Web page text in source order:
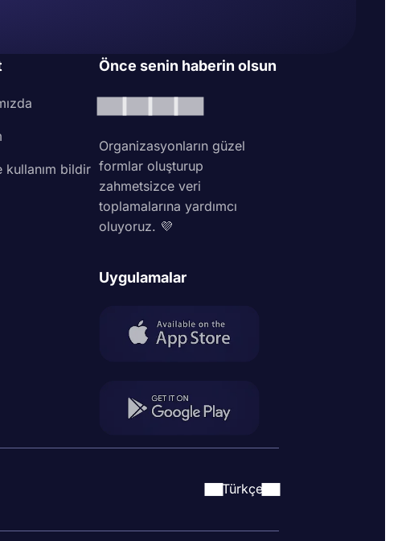
kullanım bildir
Önce senin haberin olsun
Organizasyonların güzel
formlar oluşturup
zahmetsizce veri
toplamalarına yardımcı
oluyoruz. 💜
Uygulamalar
Türkçe